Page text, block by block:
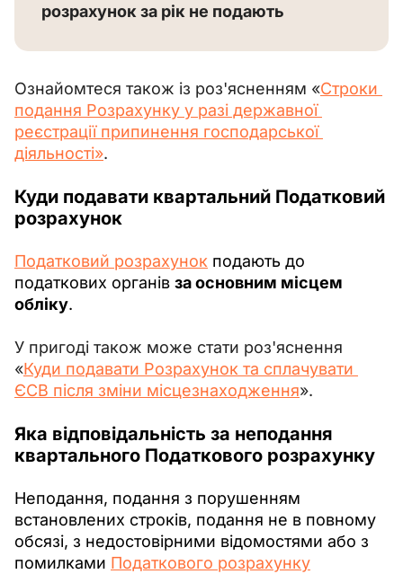
розрахунок за рік не подають
Ознайомтеся також із роз'ясненням «Строки
подання Розрахунку у разі державної
реєстрації припинення господарської
діяльності».
Куди подавати квартальний Податковий
розрахунок
Податковий розрахунок подають до
податкових органів за основним місцем
обліку.
У пригоді також може стати роз'яснення
«Куди подавати Розрахунок та сплачувати
ЄСВ після зміни місцезнаходження».
Яка відповідальність за неподання
квартального Податкового розрахунку
Неподання, подання з порушенням
встановлених строків, подання не в повному
обсязі, з недостовірними відомостями або з
помилками Податкового розрахунку